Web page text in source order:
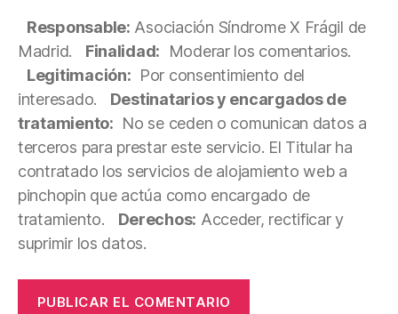
Responsable: Asociación Síndrome X Frágil de
Madrid.
Finalidad: Moderar los comentarios.
Legitimación: Por consentimiento del
interesado.
Destinatarios y encargados de
tratamiento: No se ceden o comunican datos a
terceros para prestar este servicio. El Titular ha
contratado los servicios de alojamiento web a
pinchopin que actúa como encargado de
tratamiento.
Derechos: Acceder, rectificar y
suprimir los datos.